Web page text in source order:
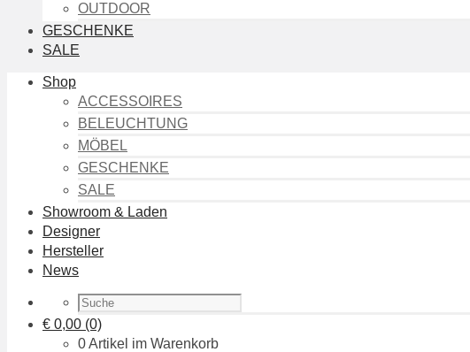
OUTDOOR
GESCHENKE
SALE
Shop
ACCESSOIRES
BELEUCHTUNG
MÖBEL
GESCHENKE
SALE
Showroom & Laden
Designer
Hersteller
News
€ 0,00 (0)
0 Artikel im Warenkorb